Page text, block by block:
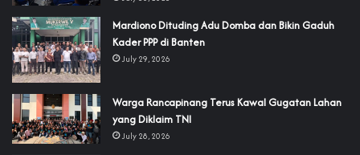
‎Mardiono Dituding Adu Domba dan Bikin Gaduh
Kader PPP di Banten
July 29, 2026
‎Warga Rancapinang Terus Kawal Gugatan Lahan
yang Diklaim TNI‎‎
July 28, 2026